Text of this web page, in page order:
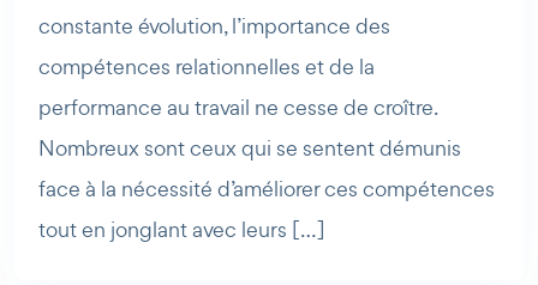
constante évolution, l’importance des
compétences relationnelles et de la
performance au travail ne cesse de croître.
Nombreux sont ceux qui se sentent démunis
face à la nécessité d’améliorer ces compétences
tout en jonglant avec leurs […]